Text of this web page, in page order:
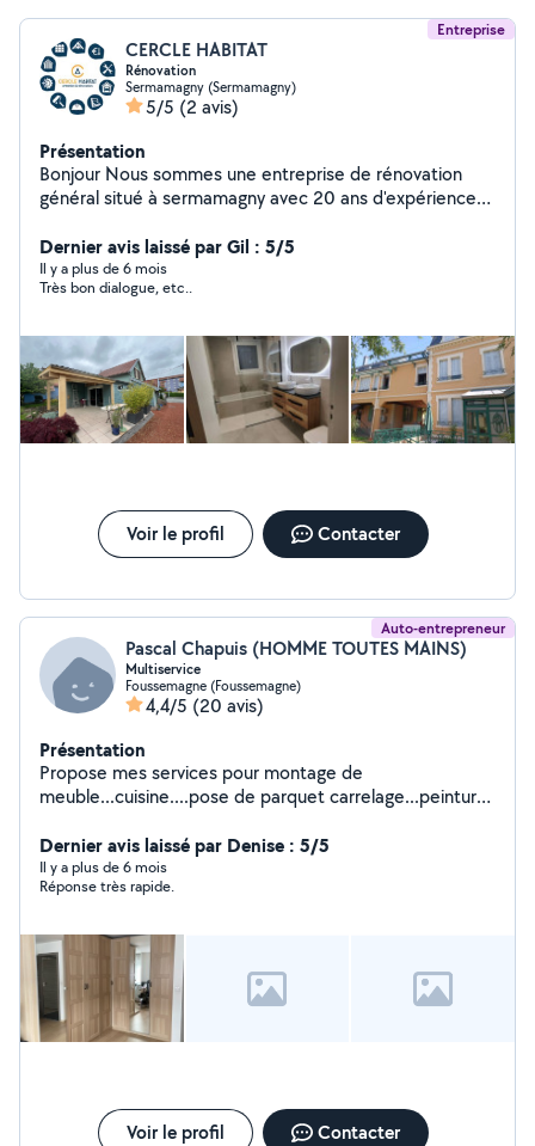
Entreprise
CERCLE HABITAT
Rénovation
Sermamagny (Sermamagny)
5/5 (2 avis)
Présentation
Bonjour Nous sommes une entreprise de rénovation
général situé à sermamagny avec 20 ans d'expérience
renseignements. Vous souhaitant une bonne journée.
Cercle habitat
Dernier avis laissé par Gil : 5/5
Il y a plus de 6 mois
Très bon dialogue, etc..
Voir le profil Contacter
Auto-entrepreneur
Pascal Chapuis (HOMME TOUTES MAINS)
Multiservice
Foussemagne (Foussemagne)
4,4/5 (20 avis)
Présentation
Propose mes services pour montage de
meuble...cuisine....pose de parquet carrelage...peinture
Dernier avis laissé par Denise : 5/5
Il y a plus de 6 mois
Réponse très rapide.
Voir le profil Contacter